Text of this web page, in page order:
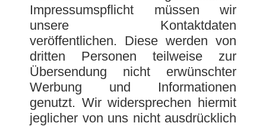
Impressumspflicht müssen wir
unsere Kontaktdaten
veröffentlichen. Diese werden von
dritten Personen teilweise zur
Übersendung nicht erwünschter
Werbung und Informationen
genutzt. Wir widersprechen hiermit
jeglicher von uns nicht ausdrücklich